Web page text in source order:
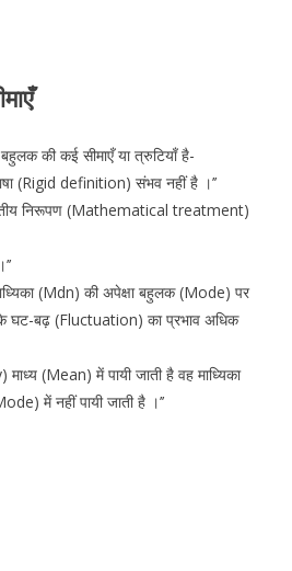
की कई सीमाएँ या त्रुटियाँ है-
(Rigid definition) संभव नहीं है ।’’
निरूपण (Mathematical treatment)
(Mdn) की अपेक्षा बहुलक (Mode) पर
घट-बढ़ (Fluctuation) का प्रभाव अधिक
(Mean) में पायी जाती है वह माध्यिका
में नहीं पायी जाती है ।’’